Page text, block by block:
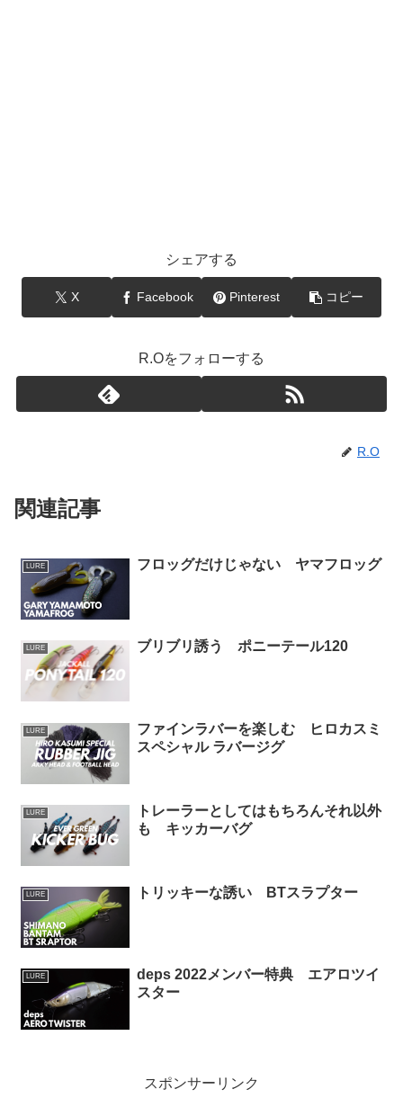
シェアする
X Facebook Pinterest コピー
R.Oをフォローする
R.O
関連記事
LURE フロッグだけじゃない ヤマフロッグ
LURE ブリブリ誘う ポニーテール120
LURE
ファインラバーを楽しむ ヒロカスミ
スペシャル ラバージグ
LURE
トレーラーとしてはもちろんそれ以外
も キッカーバグ
LURE トリッキーな誘い BTスラプター
LURE
deps 2022メンバー特典 エアロツイ
スター
スポンサーリンク